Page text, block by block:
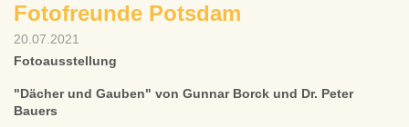
Fotofreunde Potsdam
20.07.2021
Fotoausstellung
"Dächer und Gauben" von Gunnar Borck und Dr. Peter
Bauers